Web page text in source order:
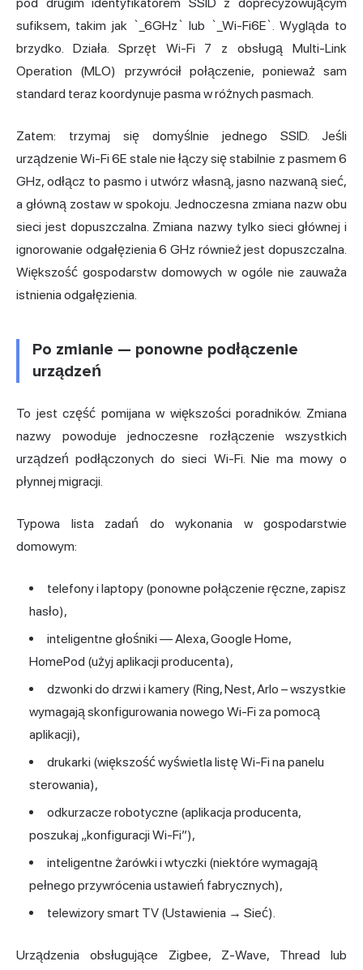
sufiksem, takim jak `_6GHz` lub `_Wi-Fi6E`. Wygląda to
brzydko. Działa. Sprzęt Wi-Fi 7 z obsługą Multi-Link
Operation (MLO) przywrócił połączenie, ponieważ sam
standard teraz koordynuje pasma w różnych pasmach.
Zatem: trzymaj się domyślnie jednego SSID. Jeśli
urządzenie Wi-Fi 6E stale nie łączy się stabilnie z pasmem 6
GHz, odłącz to pasmo i utwórz własną, jasno nazwaną sieć,
a główną zostaw w spokoju. Jednoczesna zmiana nazw obu
sieci jest dopuszczalna. Zmiana nazwy tylko sieci głównej i
ignorowanie odgałęzienia 6 GHz również jest dopuszczalna.
Większość gospodarstw domowych w ogóle nie zauważa
istnienia odgałęzienia.
Po zmianie — ponowne podłączenie
urządzeń
To jest część pomijana w większości poradników. Zmiana
nazwy powoduje jednoczesne rozłączenie wszystkich
urządzeń podłączonych do sieci Wi-Fi. Nie ma mowy o
płynnej migracji.
Typowa lista zadań do wykonania w gospodarstwie
domowym:
telefony i laptopy (ponowne połączenie ręczne, zapisz
hasło),
inteligentne głośniki — Alexa, Google Home,
HomePod (użyj aplikacji producenta),
dzwonki do drzwi i kamery (Ring, Nest, Arlo – wszystkie
wymagają skonfigurowania nowego Wi-Fi za pomocą
aplikacji),
drukarki (większość wyświetla listę Wi-Fi na panelu
sterowania),
odkurzacze robotyczne (aplikacja producenta,
poszukaj „konfiguracji Wi-Fi”),
inteligentne żarówki i wtyczki (niektóre wymagają
pełnego przywrócenia ustawień fabrycznych),
telewizory smart TV (Ustawienia → Sieć).
Urządzenia obsługujące Zigbee, Z-Wave, Thread lub